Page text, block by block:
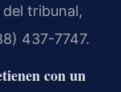
tribunal,
437-7747.
con un